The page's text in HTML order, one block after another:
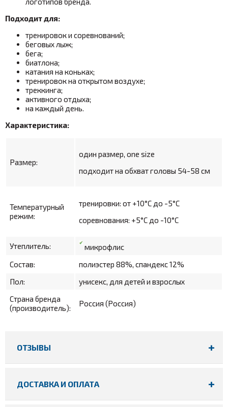
Подходит для:
тренировок и соревнований;
беговых лыж;
бега;
биатлона;
катания на коньках;
тренировок на открытом воздухе;
треккинга;
активного отдыха;
на каждый день.
Характеристика:
Размер:
один размер, one size
подходит на обхват головы 54-58 см
Температурный
режим:
тренировки: от +10°С до -5°С
соревнования: +5°С до -10°С
Утеплитель:
микрофлис
Состав:
полиэстер 88%, спандекс 12%
Пол:
унисекс, для детей и взрослых
Страна бренда
(производитель):
Россия (Россия)
ОТЗЫВЫ
ДОСТАВКА И ОПЛАТА